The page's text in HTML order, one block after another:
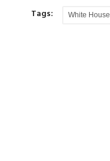
Tags: White House